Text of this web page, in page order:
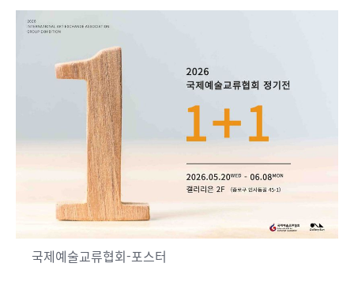
국제예술교류협회-포스터